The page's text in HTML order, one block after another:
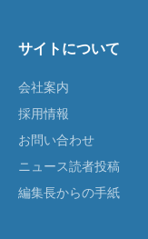
サイトについて
会社案内
採用情報
お問い合わせ
ニュース読者投稿
編集長からの手紙